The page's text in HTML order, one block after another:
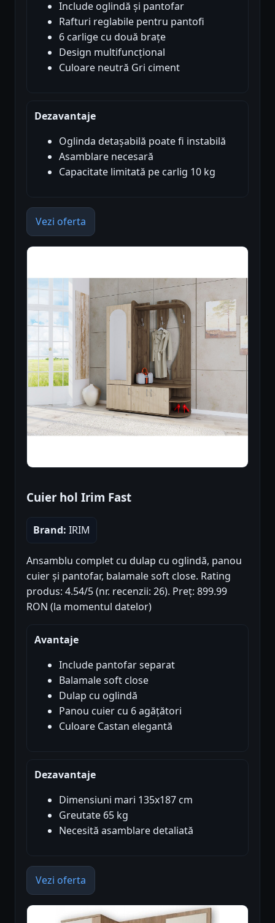
Include oglindă și pantofar
Rafturi reglabile pentru pantofi
6 carlige cu două brațe
Design multifuncțional
Culoare neutră Gri ciment
Dezavantaje
Oglinda detașabilă poate fi instabilă
Asamblare necesară
Capacitate limitată pe carlig 10 kg
Vezi oferta
Cuier hol Irim Fast
Brand: IRIM
Ansamblu complet cu dulap cu oglindă, panou
cuier și pantofar, balamale soft close. Rating
produs: 4.54/5 (nr. recenzii: 26). Preț: 899.99
RON (la momentul datelor)
Avantaje
Include pantofar separat
Balamale soft close
Dulap cu oglindă
Panou cuier cu 6 agățători
Culoare Castan elegantă
Dezavantaje
Dimensiuni mari 135x187 cm
Greutate 65 kg
Necesită asamblare detaliată
Vezi oferta